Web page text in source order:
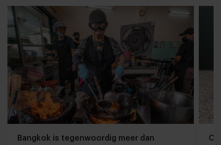
Bangkok is tegenwoordig meer dan